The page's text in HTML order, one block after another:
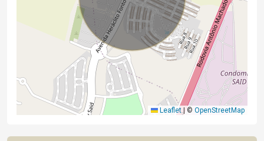
Leaflet © OpenStreetMap